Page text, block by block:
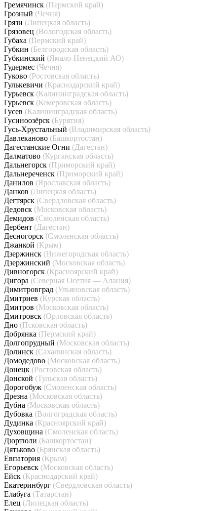
Гремячинск (Пермский край)
Грозный (Чечня)
Грязи (Липецкая область)
Грязовец (Вологодская область)
Губаха (Пермский край)
Губкин (Белгородская область)
Губкинский (Ямало-Ненецкий АО)
Гудермес (Чечня)
Гуково (Ростовская область)
Гулькевичи (Краснодарский край)
Гурьевск (Калининградская область)
Гурьевск (Кемеровская область)
Гусев (Калининградская область)
Гусиноозёрск (Бурятия)
Гусь-Хрустальный (Владимирская область)
Давлеканово (Башкортостан)
Дагестанские Огни (Дагестан)
Далматово (Курганская область)
Дальнегорск (Приморский край)
Дальнереченск (Приморский край)
Данилов (Ярославская область)
Данков (Липецкая область)
Дегтярск (Свердловская область)
Дедовск (Московская область)
Демидов (Смоленская область)
Дербент (Дагестан)
Десногорск (Смоленская область)
Джанкой (Крым)
Дзержинск (Нижегородская область)
Дзержинский (Московская область)
Дивногорск (Красноярский край)
Дигора (Северная Осетия — Алания)
Димитровград (Ульяновская область)
Дмитриев (Курская область)
Дмитров (Московская область)
Дмитровск (Орловская область)
Дно (Псковская область)
Добрянка (Пермский край)
Долгопрудный (Московская область)
Долинск (Сахалинская область)
Домодедово (Московская область)
Донецк (Ростовская область)
Донской (Тульская область)
Дорогобуж (Смоленская область)
Дрезна (Московская область)
Дубна (Московская область)
Дубовка (Волгоградская область)
Дудинка (Красноярский край)
Духовщина (Смоленская область)
Дюртюли (Башкортостан)
Дятьково (Брянская область)
Евпатория (Крым)
Егорьевск (Московская область)
Ейск (Краснодарский край)
Екатеринбург (Свердловская область)
Елабуга (Татарстан)
Елец (Липецкая область)